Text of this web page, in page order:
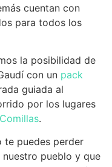
cuentan con
para todos los
la posibilidad de
con un pack
guiada al
por los lugares
Comillas.
te puedes perder
pueblo y que